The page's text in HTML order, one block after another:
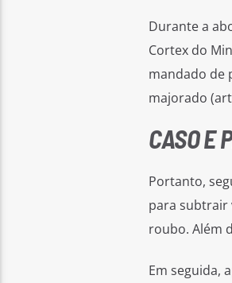
Durante a
Cortex do
mandado de
majorado
CASO E
Portanto,
para subtrair
roubo. Além
Em seguida,